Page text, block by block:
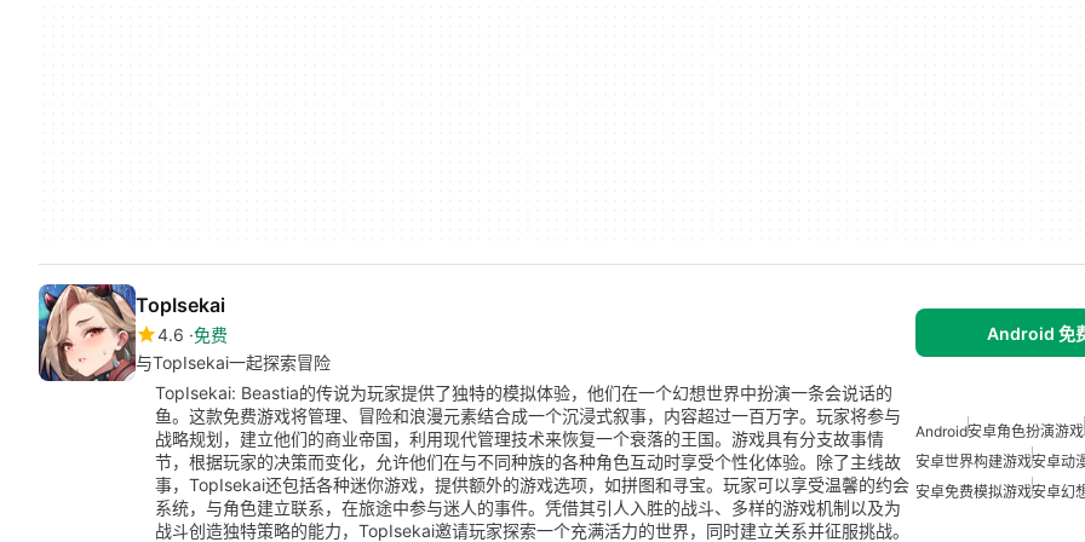
TopIsekai
4.6 免费
与TopIsekai一起探索冒险
Android 免
TopIsekai: Beastia的传说为玩家提供了独特的模拟体验，他们在一个幻想世界中扮演一条会说话的
鱼。这款免费游戏将管理、冒险和浪漫元素结合成一个沉浸式叙事，内容超过一百万字。玩家将参与
战略规划，建立他们的商业帝国，利用现代管理技术来恢复一个衰落的王国。游戏具有分支故事情
节，根据玩家的决策而变化，允许他们在与不同种族的各种角色互动时享受个性化体验。除了主线故
事，TopIsekai还包括各种迷你游戏，提供额外的游戏选项，如拼图和寻宝。玩家可以享受温馨的约会
系统，与角色建立联系，在旅途中参与迷人的事件。凭借其引人入胜的战斗、多样的游戏机制以及为
战斗创造独特策略的能力，TopIsekai邀请玩家探索一个充满活力的世界，同时建立关系并征服挑战。
Android安卓角色扮演游戏
安卓世界构建游戏安卓动
安卓免费模拟游戏安卓幻